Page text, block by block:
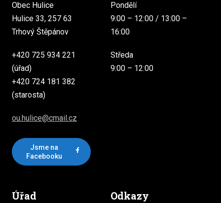
Obec Hulice
Hulice 33, 257 63
Trhový Štěpánov
+420 725 934 221
(úřad)
+420 724 181 382
(starosta)
ou.hulice@cmail.cz
Jsme na
Facebooku
Pondělí
9:00 – 12:00 / 13:00 –
16:00
Středa
9:00 – 12:00
Úřad Odkazy